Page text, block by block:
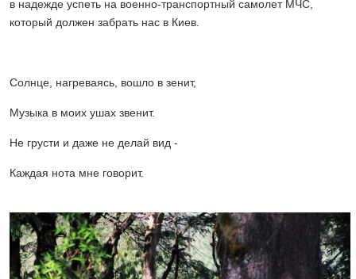
в надежде успеть на военно-транспортный самолет МЧС,
который должен забрать нас в Киев.
Солнце, нагреваясь, вошло в зенит,
Музыка в моих ушах звенит.
Не грусти и даже не делай вид -
Каждая нота мне говорит.